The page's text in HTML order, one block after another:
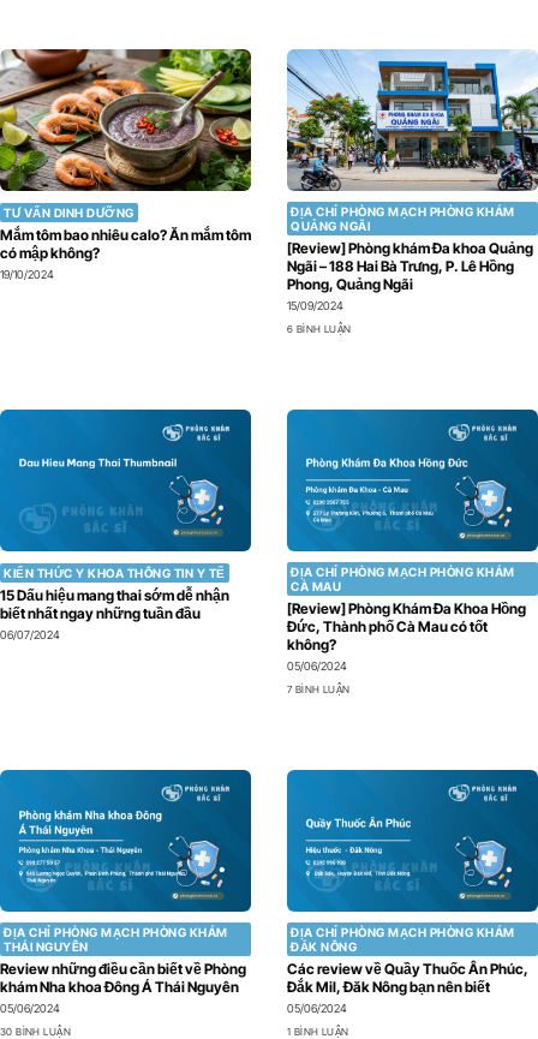
TƯ VẤN DINH DƯỠNG
Mắm tôm bao nhiêu calo? Ăn mắm tôm
có mập không?
19/10/2024
ĐỊA CHỈ PHÒNG MẠCH PHÒNG KHÁM
QUẢNG NGÃI
[Review] Phòng khám Đa khoa Quảng
Ngãi – 188 Hai Bà Trưng, P. Lê Hồng
Phong, Quảng Ngãi
15/09/2024
6 BÌNH LUẬN
KIẾN THỨC Y KHOA THÔNG TIN Y TẾ
15 Dấu hiệu mang thai sớm dễ nhận
biết nhất ngay những tuần đầu
06/07/2024
ĐỊA CHỈ PHÒNG MẠCH PHÒNG KHÁM
CÀ MAU
[Review] Phòng Khám Đa Khoa Hồng
Đức, Thành phố Cà Mau có tốt
không?
05/06/2024
7 BÌNH LUẬN
ĐỊA CHỈ PHÒNG MẠCH PHÒNG KHÁM
THÁI NGUYÊN
Review những điều cần biết về Phòng
khám Nha khoa Đông Á Thái Nguyên
05/06/2024
30 BÌNH LUẬN
ĐỊA CHỈ PHÒNG MẠCH PHÒNG KHÁM
ĐẮK NÔNG
Các review về Quầy Thuốc Ân Phúc,
Đắk Mil, Đăk Nông bạn nên biết
05/06/2024
1 BÌNH LUẬN